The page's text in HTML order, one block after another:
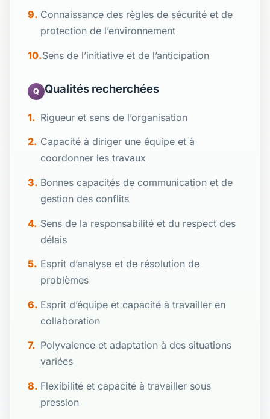
Connaissance des règles de sécurité et de
protection de l’environnement
Sens de l’initiative et de l’anticipation
Q Qualités recherchées
Rigueur et sens de l’organisation
Capacité à diriger une équipe et à
coordonner les travaux
Bonnes capacités de communication et de
gestion des conflits
Sens de la responsabilité et du respect des
délais
Esprit d’analyse et de résolution de
problèmes
Esprit d’équipe et capacité à travailler en
collaboration
Polyvalence et adaptation à des situations
variées
Flexibilité et capacité à travailler sous
pression